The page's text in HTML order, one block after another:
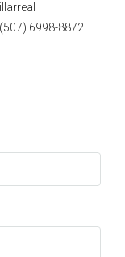
6998-8872